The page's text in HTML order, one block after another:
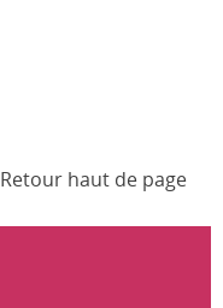
Retour haut de page